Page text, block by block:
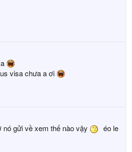
visa chưa a ơi
nó gửi về xem thế nào vậy
éo le